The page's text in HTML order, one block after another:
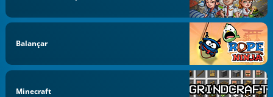
Balançar
Minecraft